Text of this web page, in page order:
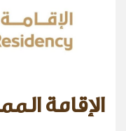
الإقامة